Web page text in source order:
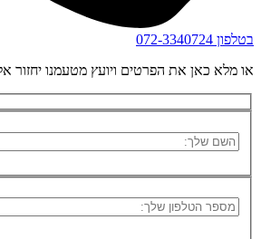
בטלפון 072-3340724
או מלא כאן את הפרטים ויועץ מטעמנו יחזור